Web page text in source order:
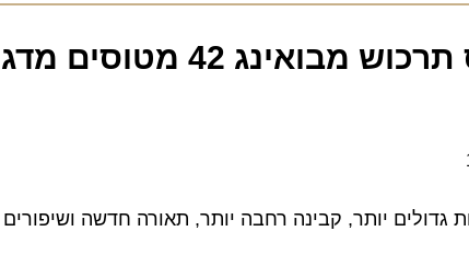
יותר, קבינה רחבה יותר, תאורה חדשה ושיפורים